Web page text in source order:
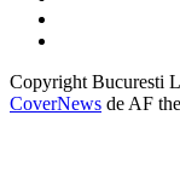
Copyright Bucuresti
CoverNews de AF